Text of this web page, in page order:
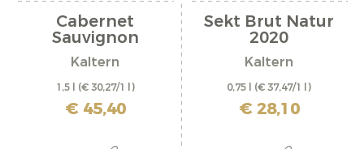
Cabernet
Sauvignon
Riserva...
Kaltern
1,5 l (€ 30,27/1 l)
inkl. MwSt. zzgl. Versandkosten
€ 45,40
Sekt Brut Natur
2020
Kaltern
0,75 l (€ 37,47/1 l)
inkl. MwSt. zzgl. Versandkosten
€ 28,10